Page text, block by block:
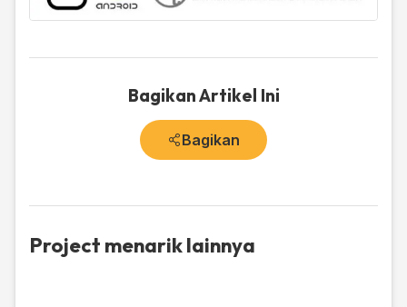
Bagikan Artikel Ini
Bagikan
Project menarik lainnya